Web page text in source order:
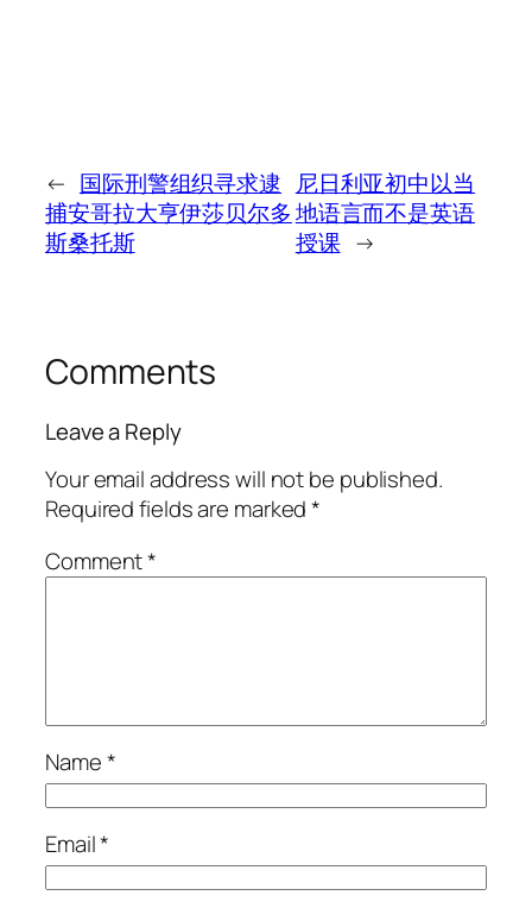
← 国际刑警组织寻求逮
捕安哥拉大亨伊莎贝尔多
斯桑托斯
尼日利亚初中以当
地语言而不是英语
授课 →
Comments
Leave a Reply
Your email address will not be published.
Required fields are marked*
Comment*
Name*
Email*